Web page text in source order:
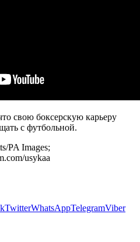
свою боксерскую карьеру
с футбольной.
PA Images;
usykaa
TwitterWhatsAppTelegramViber